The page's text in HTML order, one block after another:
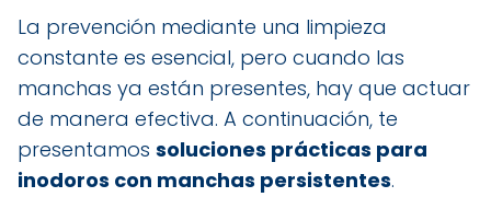
La prevención mediante una limpieza
constante es esencial, pero cuando las
manchas ya están presentes, hay que actuar
de manera efectiva. A continuación, te
presentamos soluciones prácticas para
inodoros con manchas persistentes.